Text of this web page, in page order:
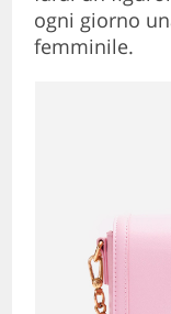
ogni giorno
femminile.